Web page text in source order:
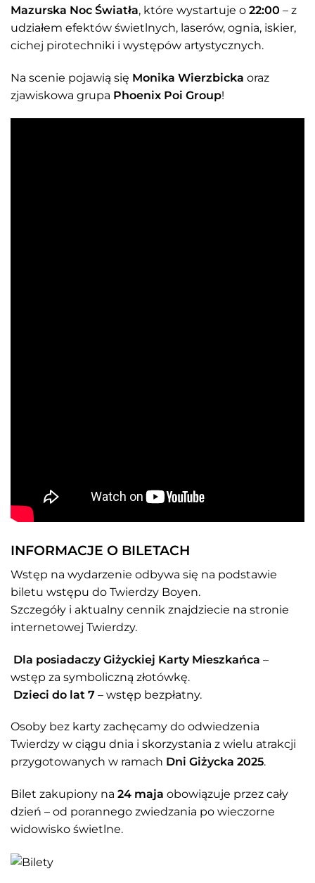
Mazurska Noc Światła, które wystartuje o 22:00 – z
udziałem efektów świetlnych, laserów, ognia, iskier,
cichej pirotechniki i występów artystycznych.
Na scenie pojawią się Monika Wierzbicka oraz
zjawiskowa grupa Phoenix Poi Group!
INFORMACJE O BILETACH
Wstęp na wydarzenie odbywa się na podstawie
biletu wstępu do Twierdzy Boyen.
Szczegóły i aktualny cennik znajdziecie na stronie
internetowej Twierdzy.
Dla posiadaczy Giżyckiej Karty Mieszkańca –
wstęp za symboliczną złotówkę.
Dzieci do lat 7 – wstęp bezpłatny.
Osoby bez karty zachęcamy do odwiedzenia
Twierdzy w ciągu dnia i skorzystania z wielu atrakcji
przygotowanych w ramach Dni Giżycka 2025.
Bilet zakupiony na 24 maja obowiązuje przez cały
dzień – od porannego zwiedzania po wieczorne
widowisko świetlne.